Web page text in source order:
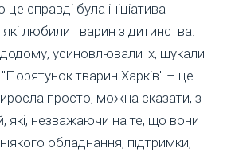
справді була ініціатива
любили тварин з дитинства.
усиновлювали їх, шукали
тварин Харків" – це
просто, можна сказати, з
які, незважаючи на те, що вони
обладнання, підтримки,